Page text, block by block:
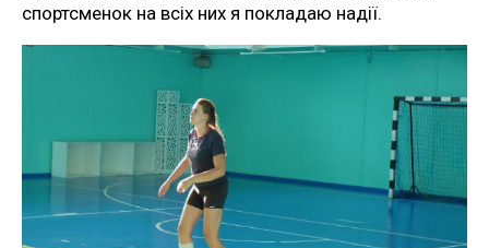
спортсменок на всіх них я покладаю надії.